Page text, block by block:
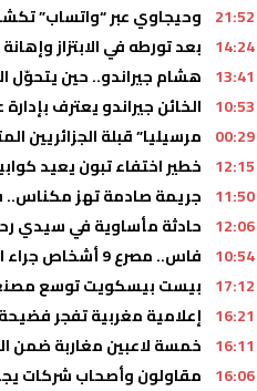
21:52 وحيجاوي عبر “واتساب”
14:24 بعد تورطه في الابتزاز وإهانة
13:41 هشام جيراندو.. حين
10:53 الخائن جيراندو يعترف
00:29 مرسيليا” قبلة الجزائريين
12:15 خطير اختفاء تبون يعيد
11:50 جريمة صادمة تهز مكناس..
12:06 حادثة مأساوية في سيدي
10:54 فاس.. مصرع 9 أشخاص جراء انهيار بناية سكنية من عدة طوابق (السلطات المحلية)
17:12 بيست بيسكويت توسع
16:21 إعلامية مغربية تفجر
16:11 خمسة لاعبين مغاربة ضمن
16:06 مقاولون وأصحاب شركات